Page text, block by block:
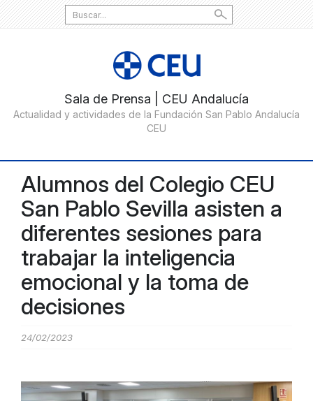
Search
for:
Alumnos del Colegio CEU
San Pablo Sevilla asisten a
diferentes sesiones para
trabajar la inteligencia
emocional y la toma de
decisiones
24/02/2023